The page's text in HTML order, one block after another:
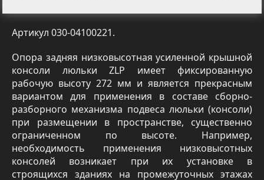
Артикул 030-04100221.
Опора задняя низковысотная усиленной крышной
консоли люльки ZLP имеет фиксированную
рабочую высоту 272 мм и является прекрасным
вариантом для применения в составе сборно-
разборного механизма подвеса люльки (консоли)
при размещении в пространстве, существенно
ограниченном по высоте. Например,
необходимость применения низковысотных
консолей возникает при их установке в
строящихся зданиях на промежуточных этажах